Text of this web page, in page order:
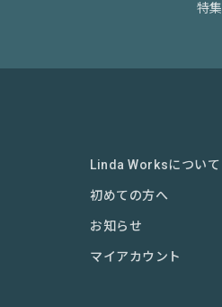
特集
Linda Worksについて
初めての方へ
お知らせ
マイアカウント